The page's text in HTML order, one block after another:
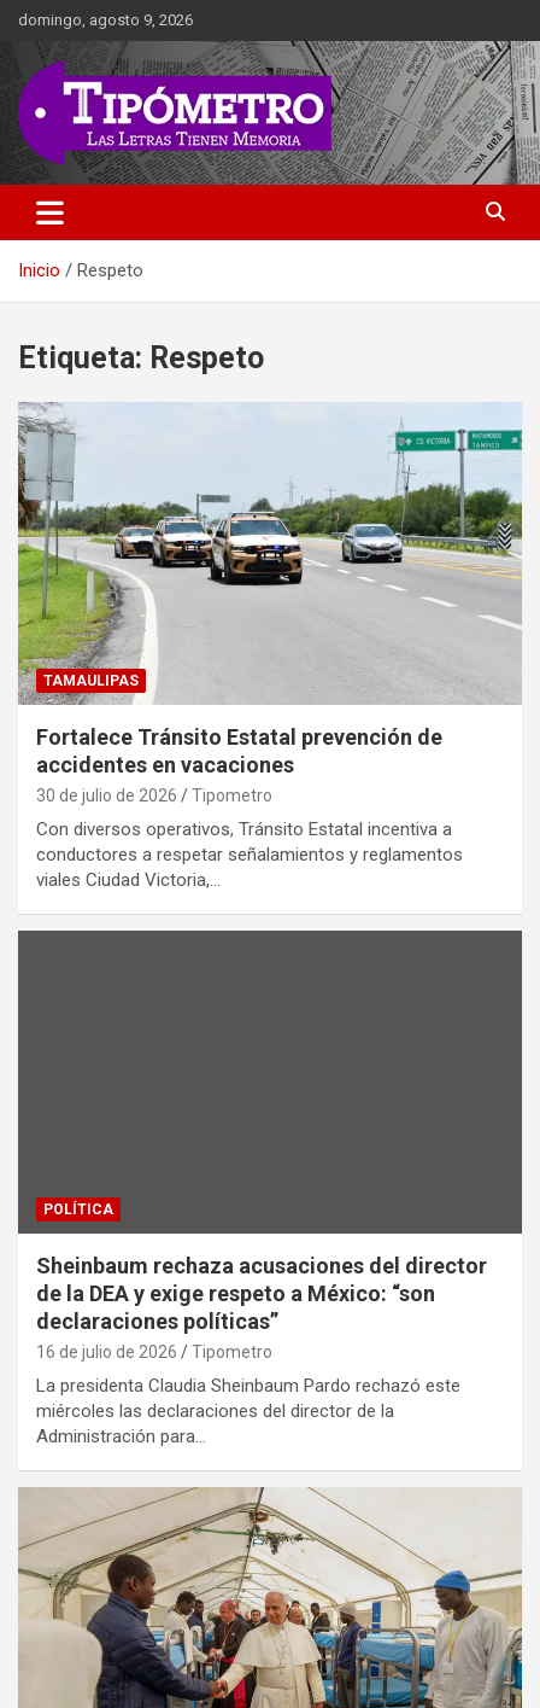
Saltar
contenido
domingo, agosto 9, 2026
Tipometro
Las Letras Tienen Memoria
Inicio Respeto
Etiqueta: Respeto
TAMAULIPAS
Fortalece Tránsito Estatal prevención de
accidentes en vacaciones
30 de julio de 2026 Tipometro
Con diversos operativos, Tránsito Estatal incentiva a
conductores a respetar señalamientos y reglamentos
viales Ciudad Victoria,…
POLÍTICA
Sheinbaum rechaza acusaciones del director
de la DEA y exige respeto a México: “son
declaraciones políticas”
16 de julio de 2026 Tipometro
La presidenta Claudia Sheinbaum Pardo rechazó este
miércoles las declaraciones del director de la
Administración para…